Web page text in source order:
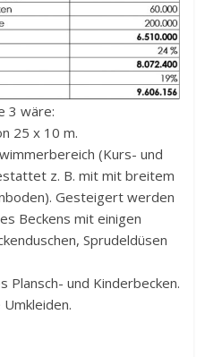
3 wäre:
25 x 10 m.
(Kurs- und
z. B. mit mit breitem
Gesteigert werden
Beckens mit einigen
Sprudeldüsen
Plansch- und Kinderbecken.